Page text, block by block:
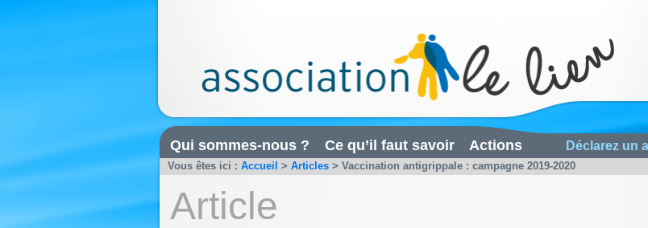
Qui sommes-nous ? Ce qu’il faut savoir Actions Déclarez un
Vous êtes ici : Accueil > Articles > Vaccination antigrippale : campagne 2019-2020
Article